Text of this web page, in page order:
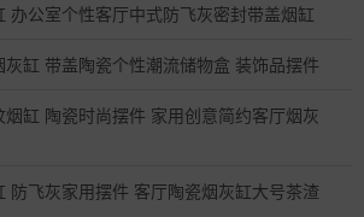
办公室个性客厅中式防飞灰密封带盖烟缸
缸 带盖陶瓷个性潮流储物盒 装饰品摆件
缸 陶瓷时尚摆件 家用创意简约客厅烟灰
防飞灰家用摆件 客厅陶瓷烟灰缸大号茶渣